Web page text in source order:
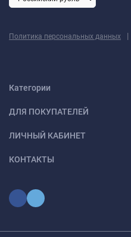
Политика персональных данных |
Категории
ДЛЯ ПОКУПАТЕЛЕЙ
ЛИЧНЫЙ КАБИНЕТ
КОНТАКТЫ